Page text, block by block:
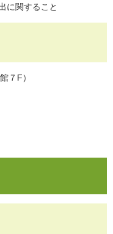
に関すること
７F）